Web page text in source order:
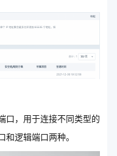
口，用于连接不同类型的
逻辑端口两种。